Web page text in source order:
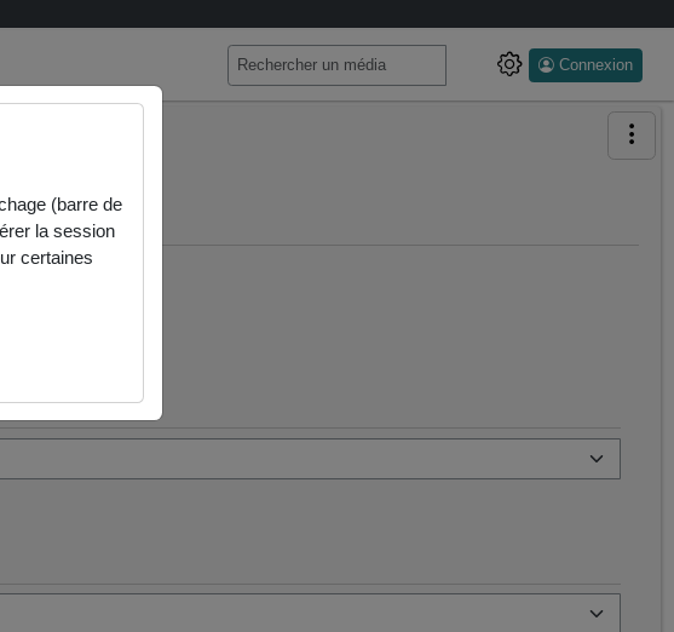
Connexion
(barre de
la session
certaines